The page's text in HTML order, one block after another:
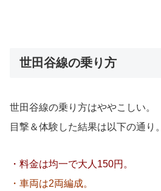
世田谷線の乗り方
世田谷線の乗り方はややこしい。
目撃＆体験した結果は以下の通り。
・料金は均一で大人150円。
・車両は2両編成。